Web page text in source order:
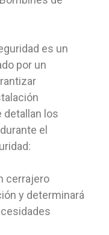
es un
por un
detallan los
el
cerrajero
y determinará